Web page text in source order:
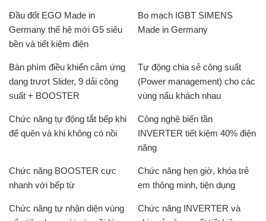
Đầu đốt EGO Made in
Germany thế hệ mới G5 siêu
bền và tiết kiệm điện
Bo mạch IGBT SIMENS
Made in Germany
Bàn phím điều khiển cảm ứng
dạng trượt Slider, 9 dải công
suất + BOOSTER
Tự động chia sẻ công suất
(Power management) cho các
vùng nấu khách nhau
Chức năng tự động tắt bếp khi
để quên và khi không có nồi
Công nghệ biến tần
INVERTER tiết kiệm 40% điện
năng
Chức năng BOOSTER cực
nhanh với bếp từ
Chức năng hẹn giờ, khóa trẻ
em thông minh, tiện dụng
Chức năng tự nhận diện vùng
Chức năng INVERTER và